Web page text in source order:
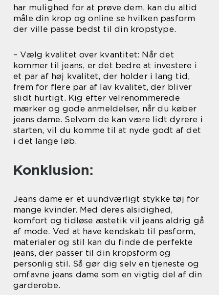
har mulighed for at prøve dem, kan du altid
måle din krop og online se hvilken pasform
der ville passe bedst til din kropstype.
– Vælg kvalitet over kvantitet: Når det
kommer til jeans, er det bedre at investere i
et par af høj kvalitet, der holder i lang tid,
frem for flere par af lav kvalitet, der bliver
slidt hurtigt. Kig efter velrenommerede
mærker og gode anmeldelser, når du køber
jeans dame. Selvom de kan være lidt dyrere i
starten, vil du komme til at nyde godt af det
i det lange løb.
Konklusion:
Jeans dame er et uundværligt stykke tøj for
mange kvinder. Med deres alsidighed,
komfort og tidløse æstetik vil jeans aldrig gå
af mode. Ved at have kendskab til pasform,
materialer og stil kan du finde de perfekte
jeans, der passer til din kropsform og
personlig stil. Så gør dig selv en tjeneste og
omfavne jeans dame som en vigtig del af din
garderobe.